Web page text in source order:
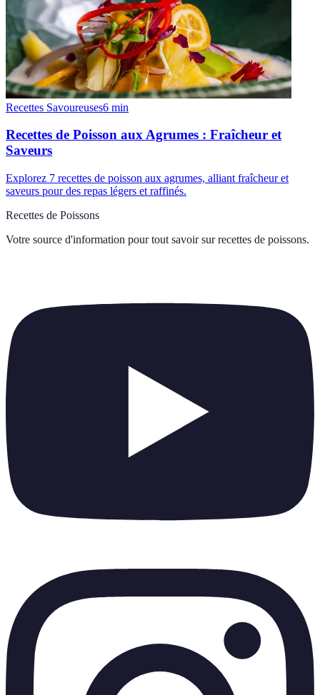
Recettes Savoureuses6 min
Recettes de Poisson aux Agrumes : Fraîcheur et
Saveurs
Explorez 7 recettes de poisson aux agrumes, alliant fraîcheur et
saveurs pour des repas légers et raffinés.
Recettes de Poissons
Votre source d'information pour tout savoir sur recettes de poissons.